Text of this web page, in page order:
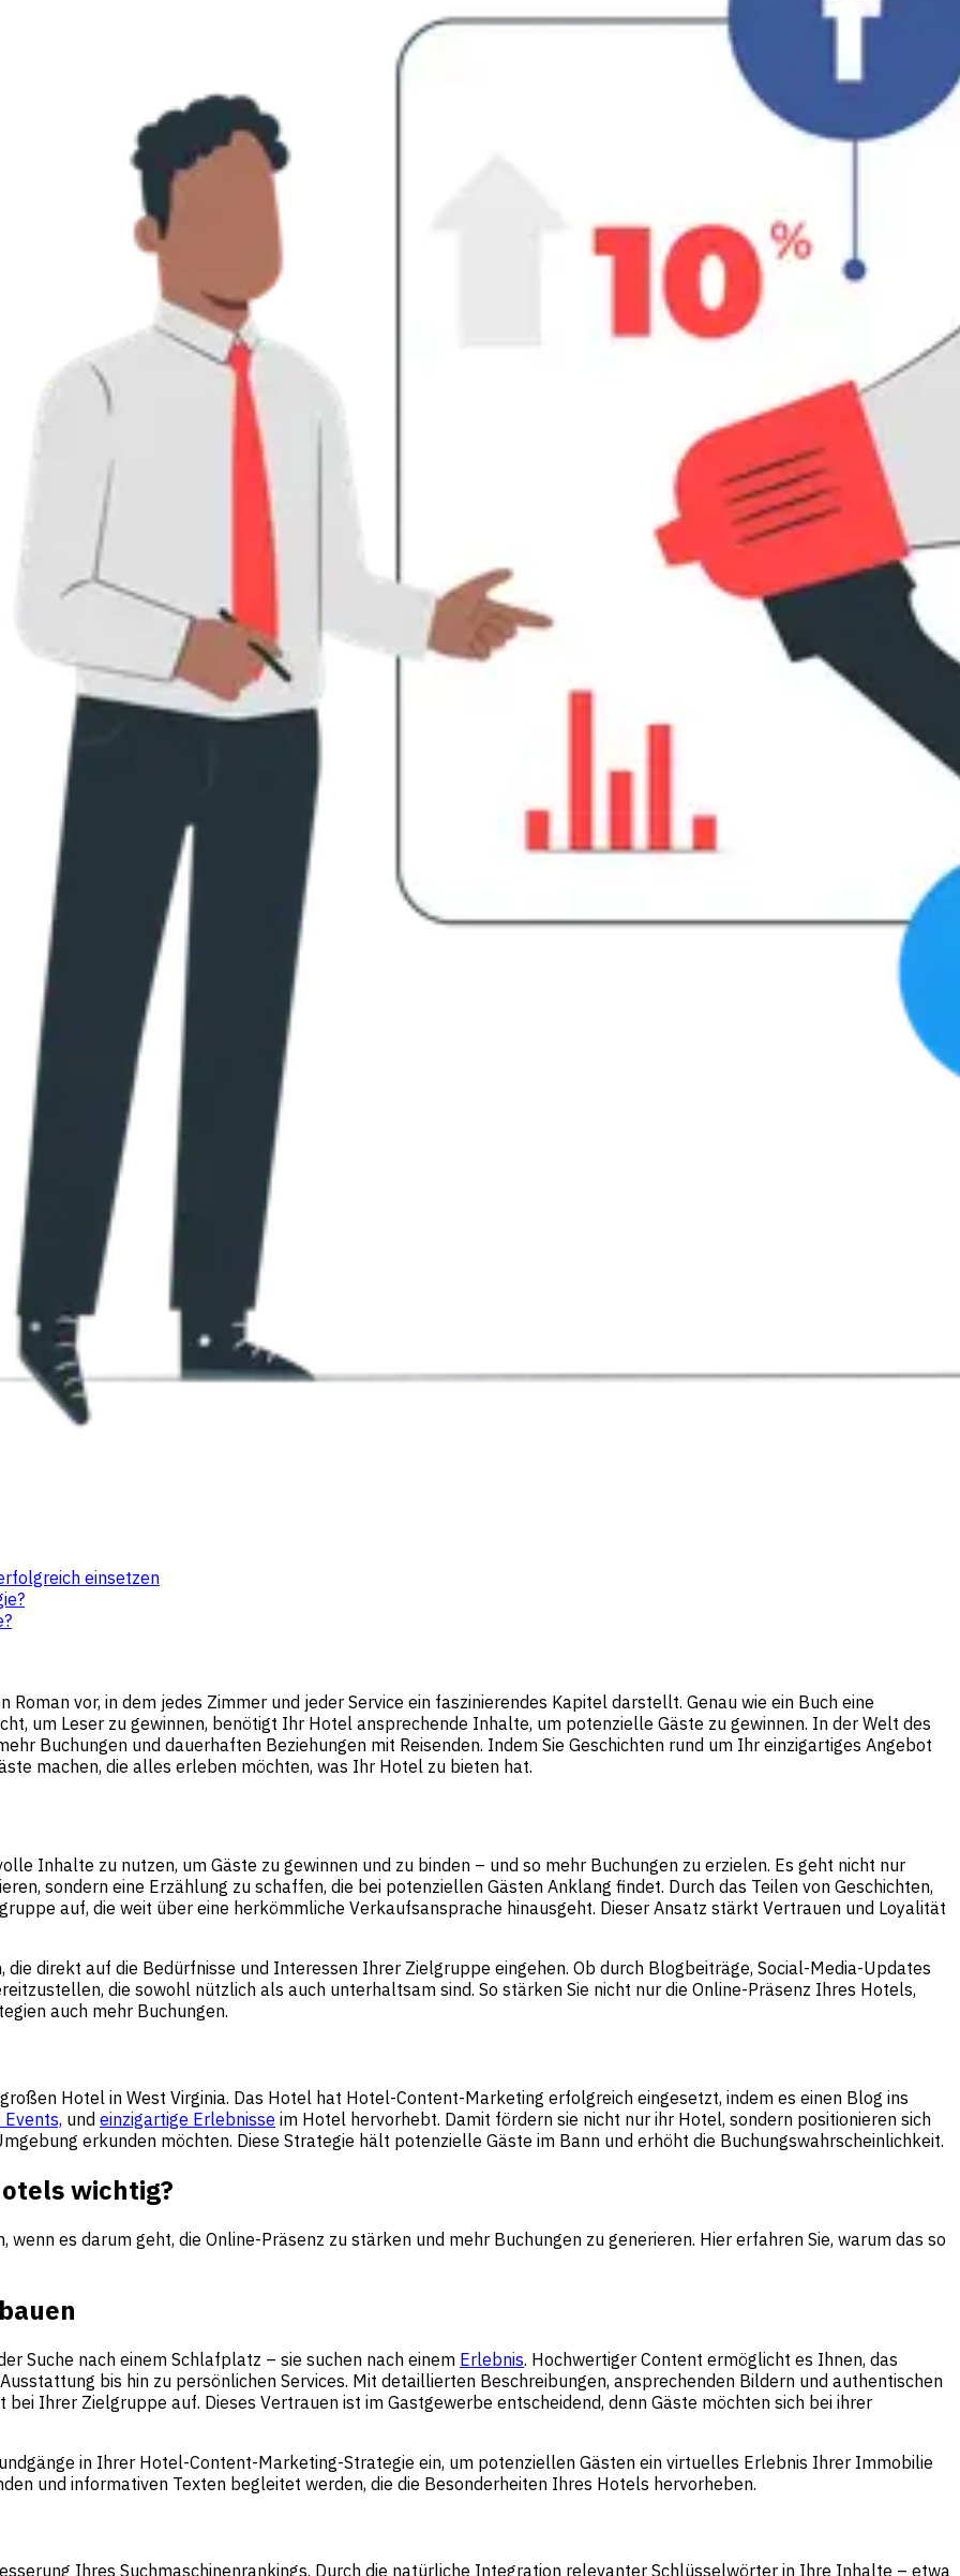
einsetzen
vor, in dem jedes Zimmer und jeder Service ein faszinierendes Kapitel darstellt. Genau wie ein Buch eine
um Leser zu gewinnen, benötigt Ihr Hotel ansprechende Inhalte, um potenzielle Gäste zu gewinnen. In der Welt des
Buchungen und dauerhaften Beziehungen mit Reisenden. Indem Sie Geschichten rund um Ihr einzigartiges Angebot
machen, die alles erleben möchten, was Ihr Hotel zu bieten hat.
Inhalte zu nutzen, um Gäste zu gewinnen und zu binden – und so mehr Buchungen zu erzielen. Es geht nicht nur
sondern eine Erzählung zu schaffen, die bei potenziellen Gästen Anklang findet. Durch das Teilen von Geschichten,
auf, die weit über eine herkömmliche Verkaufsansprache hinausgeht. Dieser Ansatz stärkt Vertrauen und Loyalität
direkt auf die Bedürfnisse und Interessen Ihrer Zielgruppe eingehen. Ob durch Blogbeiträge, Social-Media-Updates
die sowohl nützlich als auch unterhaltsam sind. So stärken Sie nicht nur die Online-Präsenz Ihres Hotels,
auch mehr Buchungen.
Hotel in West Virginia. Das Hotel hat Hotel-Content-Marketing erfolgreich eingesetzt, indem es einen Blog ins
und einzigartige Erlebnisse im Hotel hervorhebt. Damit fördern sie nicht nur ihr Hotel, sondern positionieren sich
erkunden möchten. Diese Strategie hält potenzielle Gäste im Bann und erhöht die Buchungswahrscheinlichkeit.
wichtig?
es darum geht, die Online-Präsenz zu stärken und mehr Buchungen zu generieren. Hier erfahren Sie, warum das so
Suche nach einem Schlafplatz – sie suchen nach einem Erlebnis. Hochwertiger Content ermöglicht es Ihnen, das
bis hin zu persönlichen Services. Mit detaillierten Beschreibungen, ansprechenden Bildern und authentischen
Ihrer Zielgruppe auf. Dieses Vertrauen ist im Gastgewerbe entscheidend, denn Gäste möchten sich bei ihrer
in Ihrer Hotel-Content-Marketing-Strategie ein, um potenziellen Gästen ein virtuelles Erlebnis Ihrer Immobilie
und informativen Texten begleitet werden, die die Besonderheiten Ihres Hotels hervorheben.
Ihres Suchmaschinenrankings. Durch die natürliche Integration relevanter Schlüsselwörter in Ihre Inhalte – etwa